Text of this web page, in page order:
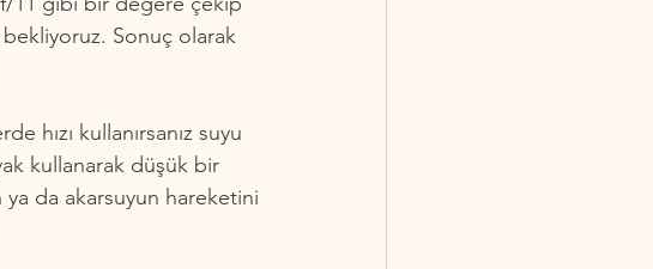
Sonuç olarak
hızı kullanırsanız suyu
kullanarak düşük bir
ya da akarsuyun hareketini